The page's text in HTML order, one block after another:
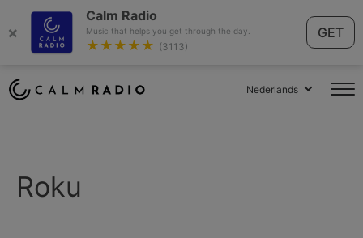
×
Calm Radio
Music that helps you get through the day.
★★★★★ (3113)
GET
Nederlands
Roku